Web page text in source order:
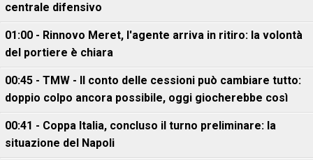
centrale difensivo
01:00 - Rinnovo Meret, l'agente arriva in ritiro: la volontà
del portiere è chiara
00:45 - TMW - Il conto delle cessioni può cambiare tutto:
doppio colpo ancora possibile, oggi giocherebbe così
00:41 - Coppa Italia, concluso il turno preliminare: la
situazione del Napoli